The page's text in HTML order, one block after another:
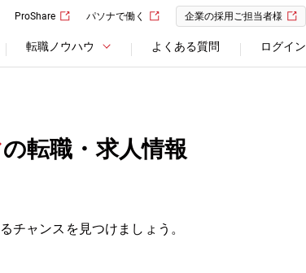
ProShare パソナで働く 企業の採用ご担当者様
転職ノウハウ よくある質問 ログイン
の転職・求人情報
チャンスを見つけましょう。